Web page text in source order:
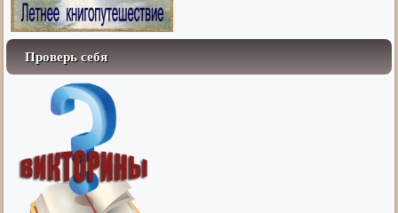
Проверь себя